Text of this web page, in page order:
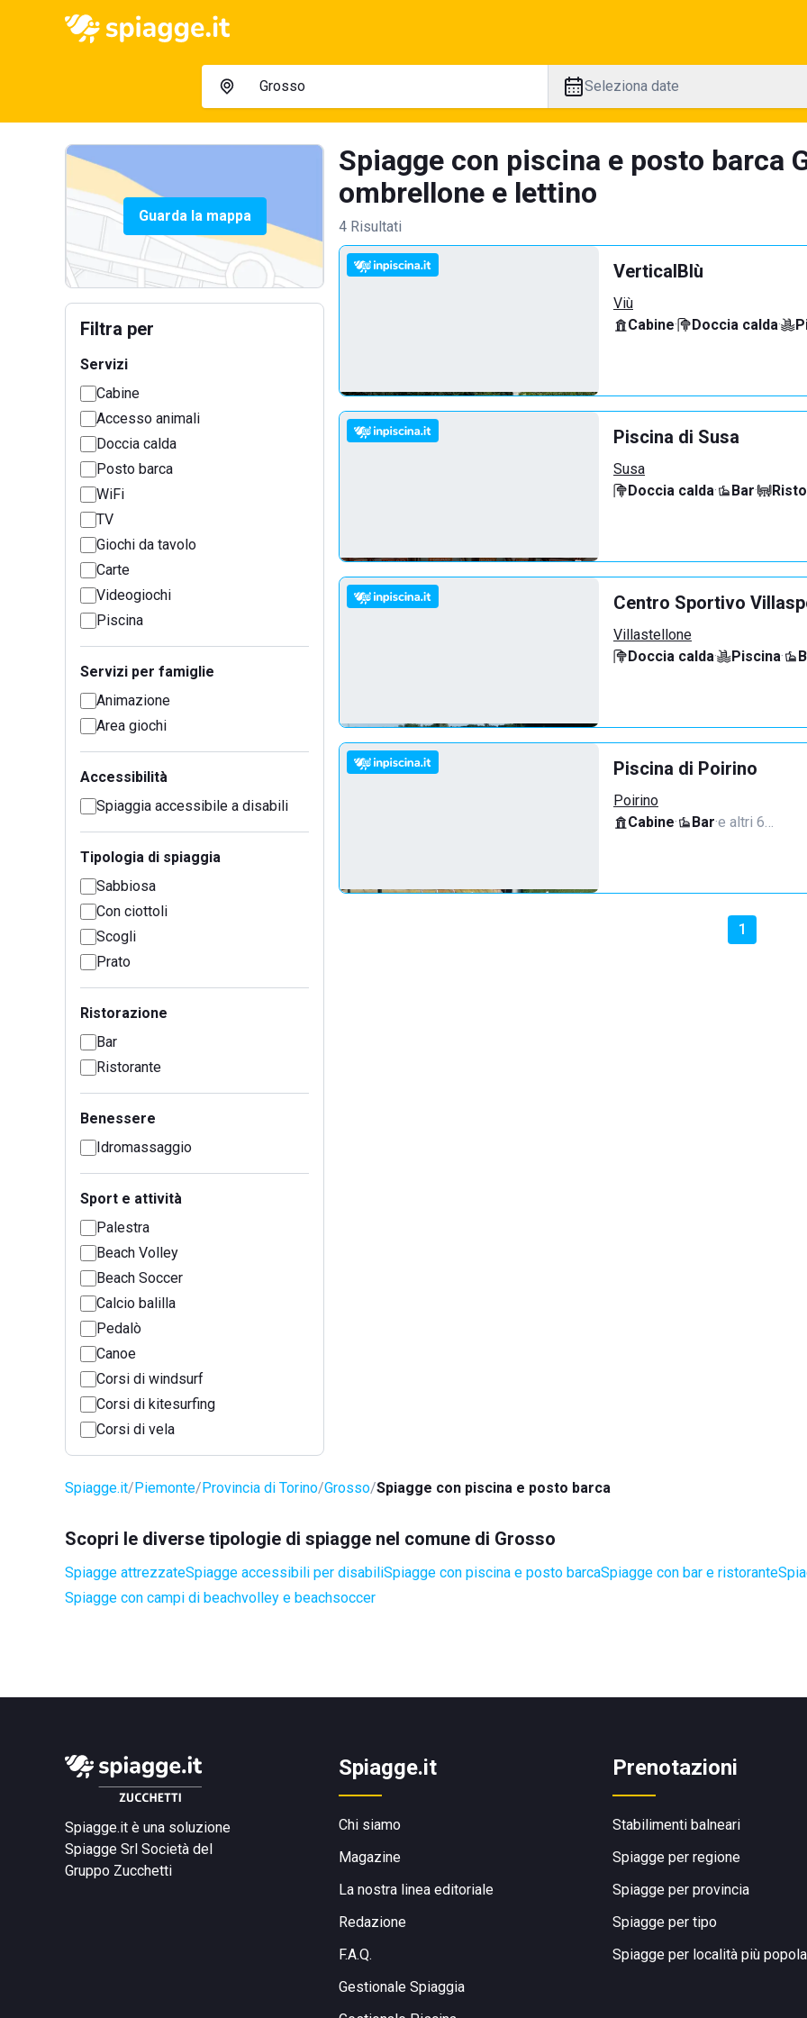
Seleziona date
Guarda la mappa
Filtra per
Servizi
Cabine
Accesso animali
Doccia calda
Posto barca
WiFi
TV
Giochi da tavolo
Carte
Videogiochi
Piscina
Servizi per famiglie
Animazione
Area giochi
Accessibilità
Spiaggia accessibile a disabili
Tipologia di spiaggia
Sabbiosa
Con ciottoli
Scogli
Prato
Ristorazione
Bar
Ristorante
Benessere
Idromassaggio
Sport e attività
Palestra
Beach Volley
Beach Soccer
Calcio balilla
Pedalò
Canoe
Corsi di windsurf
Corsi di kitesurfing
Corsi di vela
Spiagge con piscina e posto barca
ombrellone e lettino
4 Risultati
VerticalBlù
Viù
Cabine· Doccia calda·
Piscina di Susa
Susa
Doccia calda· Bar·
Centro Sportivo
Villastellone
Doccia calda· Piscina·
Piscina di Poirino
Poirino
Cabine· Bar·e altri 6…
1
Spiagge.it Piemonte Provincia di Torino Grosso Spiagge con piscina e posto barca
Scopri le diverse tipologie di spiagge nel comune di Grosso
Spiagge attrezzateSpiagge accessibili per disabiliSpiagge con piscina e posto barcaSpiagge con bar e ristorante
Spiagge con campi di beachvolley e beachsoccer
Spiagge.it è una soluzione
Spiagge Srl Società del
Gruppo Zucchetti
Spiagge.it
Chi siamo
Magazine
La nostra linea editoriale
Redazione
F.A.Q.
Gestionale Spiaggia
Prenotazioni
Stabilimenti balneari
Spiagge per regione
Spiagge per provincia
Spiagge per tipo
Spiagge per località più